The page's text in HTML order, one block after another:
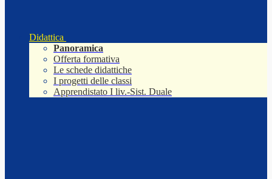
Didattica
Panoramica
Offerta formativa
Le schede didattiche
I progetti delle classi
Apprendistato I liv.-Sist. Duale